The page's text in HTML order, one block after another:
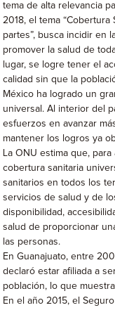
tema de alta relevancia
2018, el tema “Cobertura
partes”, busca incidir en
promover la salud de
lugar, se logre tener el
calidad sin que la
México ha logrado un
universal. Al interior del
esfuerzos en avanzar
mantener los logros ya
La ONU estima que,
cobertura sanitaria
sanitarios en todos los
servicios de salud y de
disponibilidad,
salud de proporcionar
las personas.
En Guanajuato, entre
declaró estar afiliada a
población, lo que
En el año 2015, el